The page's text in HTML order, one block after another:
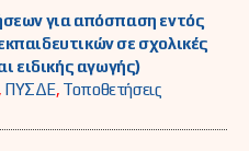
για απόσπαση εντός
σε σχολικές
ειδικής αγωγής)
, ΠΥΣΔΕ, Τοποθετήσεις